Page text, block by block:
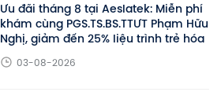
Ưu đãi tháng 8 tại Aeslatek: Miễn phí
khám cùng PGS.TS.BS.TTƯT Phạm Hữu
Nghị, giảm đến 25% liệu trình trẻ hóa
03-08-2026